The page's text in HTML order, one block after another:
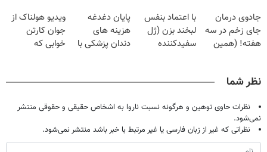
میلیون تومان!!!
فقط ۲۵ میلیون
جادوی درمان
جای زخم در سه
هفته! (همین
با اعتماد بنفس
لبخند بزن (ژل
سفیدکننده
پایان دغدغه
هزینه های
دندان پزشکی با
ویدیو هولناک از
جوان کارتن
خوابی که
نظر شما
نظرات حاوی توهین و هرگونه نسبت ناروا به اشخاص حقیقی و حقوقی منتشر
نمی‌شود.
نظراتی که غیر از زبان فارسی یا غیر مرتبط با خبر باشد منتشر نمی‌شود.